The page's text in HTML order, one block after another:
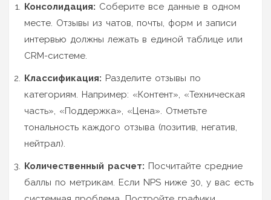
Консолидация: Соберите все данные в одном
месте. Отзывы из чатов, почты, форм и записи
интервью должны лежать в единой таблице или
CRM-системе.
Классификация: Разделите отзывы по
категориям. Например: «Контент», «Техническая
часть», «Поддержка», «Цена». Отметьте
тональность каждого отзыва (позитив, негатив,
нейтрал).
Количественный расчет: Посчитайте средние
баллы по метрикам. Если NPS ниже 30, у вас есть